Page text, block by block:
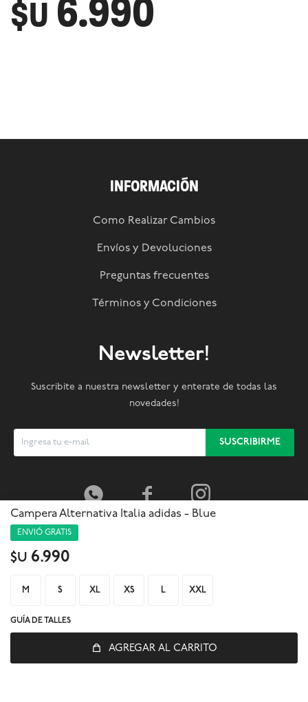
Campera Alternativa Italia adidas - Blue
ENVIÓ GRATIS
$U 6.990
M S XL XS L XXL
GUÍA DE TALLES
AGREGAR AL CARRITO
$U 6.990
INFORMACIÓN
Como Realizar Cambios
Envíos y Devoluciones
Preguntas frecuentes
Términos y Condiciones
Newsletter!
Suscribite a nuestra newsletter y enterate de todas las
novedades!
SUSCRIBIRME
  